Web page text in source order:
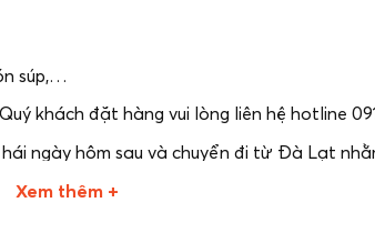
súp,…
khách đặt hàng vui lòng liên hệ hotline
ngày hôm sau và chuyển đi từ Đà Lạt
Xem thêm +